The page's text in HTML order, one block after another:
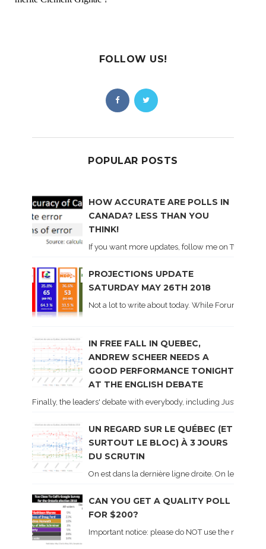
FOLLOW US!
POPULAR POSTS
HOW ACCURATE ARE POLLS IN
CANADA? LESS THAN YOU
THINK!
If you want more updates, follow me on Twitter .
PROJECTIONS UPDATE
SATURDAY MAY 26TH 2018
Not a lot to write about today. While Forum did
IN FREE FALL IN QUEBEC,
ANDREW SCHEER NEEDS A
GOOD PERFORMANCE TONIGHT
AT THE ENGLISH DEBATE
Finally, the leaders' debate with everybody, including Justin
UN REGARD SUR LE QUÉBEC (ET
SURTOUT LE BLOC) À 3 JOURS
DU SCRUTIN
On est dans la dernière ligne droite. On le sait
CAN YOU GET A QUALITY POLL
FOR $200?
Important notice: please do NOT use the